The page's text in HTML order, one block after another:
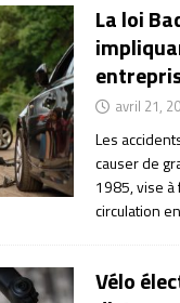
La loi
avril 21,
Les
causer de
1985, vise à
circulation
Vélo